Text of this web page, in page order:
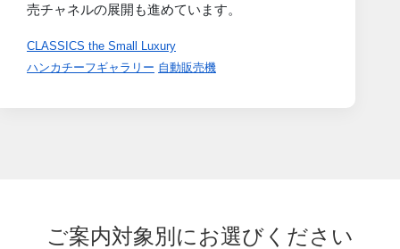
売チャネルの展開も進めています。
CLASSICS the Small Luxury
ハンカチーフギャラリー 自動販売機
ご案内対象別にお選びください